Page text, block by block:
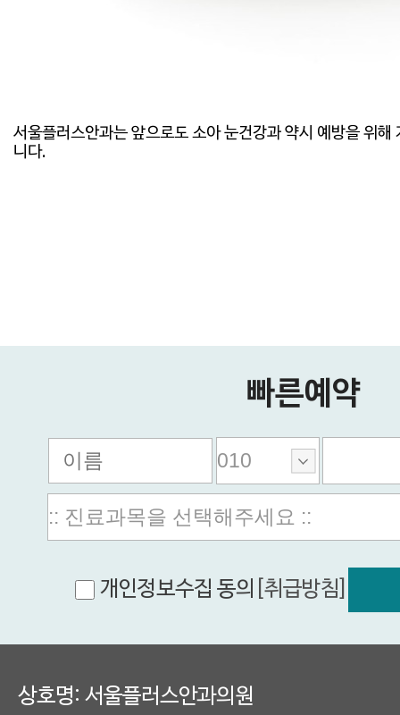
니다.
빠른예약
개인정보수집 동의 [취급방침]
상호명: 서울플러스안과의원